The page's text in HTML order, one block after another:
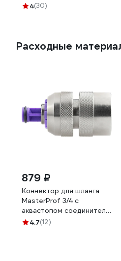
4(30)
Расходные
879 ₽
Коннектор для шланга
MasterProf 3/4 с
аквастопом соединитель
латунь ДС.070679.ИМ
4.7(12)